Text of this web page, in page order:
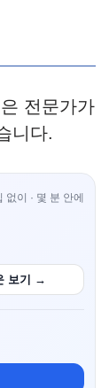
전문가가
니다.
없이 · 몇 분 안에
보기 →